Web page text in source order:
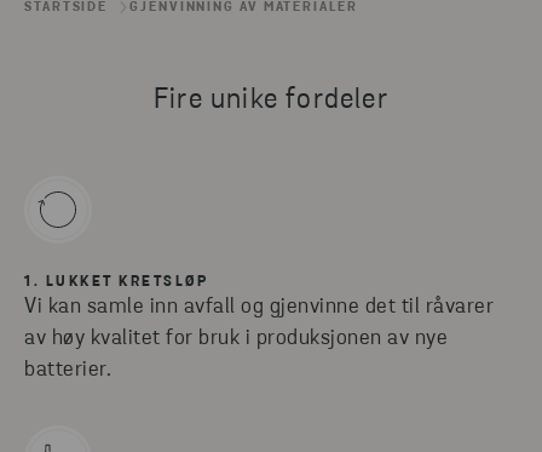
STARTSIDE GJENVINNING AV MATERIALER
Fire unike fordeler
1. LUKKET KRETSLØP
Vi kan samle inn avfall og gjenvinne det til råvarer
av høy kvalitet for bruk i produksjonen av nye
batterier.